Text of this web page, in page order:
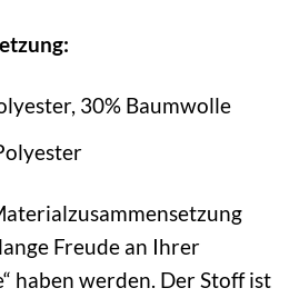
30% Baumwolle
Freude an Ihrer
haben werden. Der Stoff ist